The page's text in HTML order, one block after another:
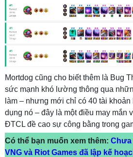
Mortdog cũng cho biết thêm là Bug
sức mạnh khó lường thông qua
làm – nhưng mới chỉ có 40 tài
dụng nó – đây là một điều may mắn
ĐTCL đề cao sự công bằng trong
Có thể bạn muốn xem thêm: Chưa
VNG và Riot Games đã lập kế